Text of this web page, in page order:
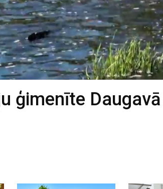
ģimenīte Daugavā